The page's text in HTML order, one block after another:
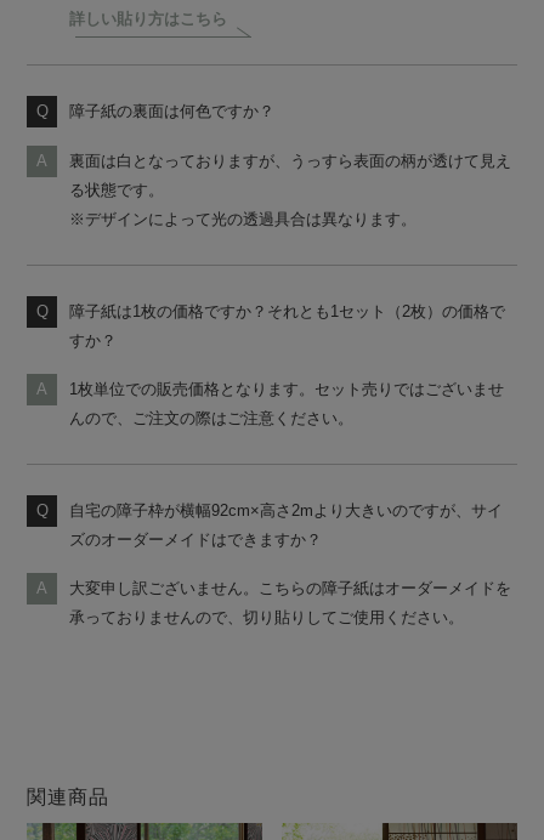
詳しい貼り方はこちら
障子紙の裏面は何色ですか？
裏面は白となっておりますが、うっすら表面の柄が透けて見え
る状態です。
※デザインによって光の透過具合は異なります。
障子紙は1枚の価格ですか？それとも1セット（2枚）の価格で
すか？
1枚単位での販売価格となります。セット売りではございませ
んので、ご注文の際はご注意ください。
自宅の障子枠が横幅92cm×高さ2mより大きいのですが、サイ
ズのオーダーメイドはできますか？
大変申し訳ございません。こちらの障子紙はオーダーメイドを
承っておりませんので、切り貼りしてご使用ください。
関連商品